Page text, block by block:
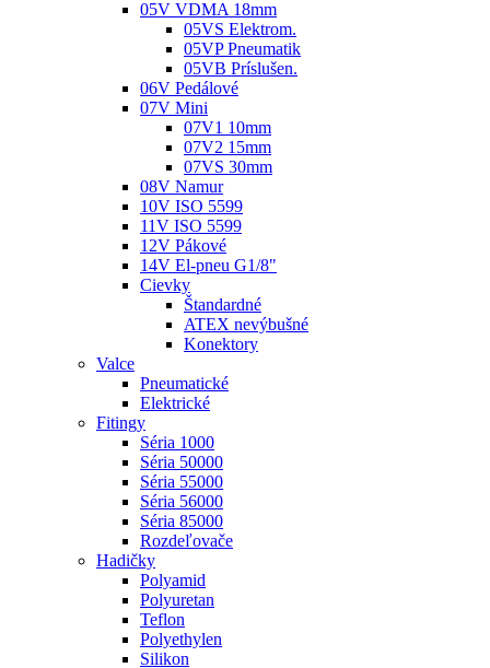
05V VDMA 18mm
05VS Elektrom.
05VP Pneumatik
05VB Príslušen.
06V Pedálové
07V Mini
07V1 10mm
07V2 15mm
07VS 30mm
08V Namur
10V ISO 5599
11V ISO 5599
12V Pákové
14V El-pneu G1/8"
Cievky
Štandardné
ATEX nevýbušné
Konektory
Valce
Pneumatické
Elektrické
Fitingy
Séria 1000
Séria 50000
Séria 55000
Séria 56000
Séria 85000
Rozdeľovače
Hadičky
Polyamid
Polyuretan
Teflon
Polyethylen
Silikon